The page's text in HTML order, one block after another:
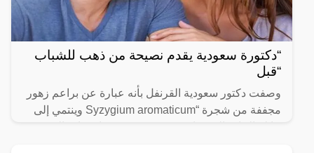
“دكتورة سعودية يقدم نصيحة من ذهب للشباب
“قبل
وصفت دكتور سعودية القرنفل بأنه عبارة عن براعم زهور
مجففة من شجرة “Syzygium aromaticum وينتمي إلى